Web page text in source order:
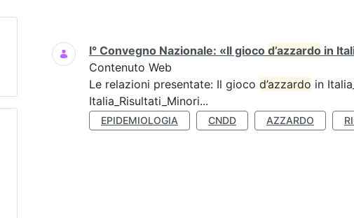
Ricerca
I° Convegno Nazionale: «Il gioco d’azzardo in
Contenuto Web
Le relazioni presentate: Il gioco d’azzardo in
Italia_Risultati_Minori...
EPIDEMIOLOGIA CNDD AZZARDO